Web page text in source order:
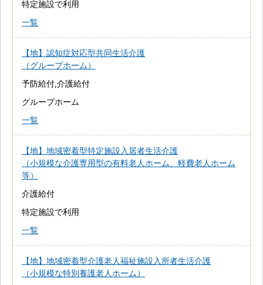
特定施設で利用
一覧
【地】認知症対応型共同生活介護
（グループホーム）
予防給付,介護給付
グループホーム
一覧
【地】地域密着型特定施設入居者生活介護
（小規模な介護専用型の有料老人ホーム、軽費老人ホーム
等）
介護給付
特定施設で利用
一覧
【地】地域密着型介護老人福祉施設入所者生活介護
（小規模な特別養護老人ホーム）